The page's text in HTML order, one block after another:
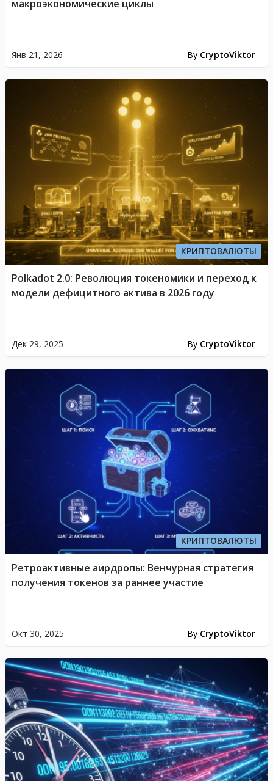
Янв 21, 2026 By CryptoViktor
макроэкономические циклы
КРИПТОВАЛЮТЫ
Дек 29, 2025 By CryptoViktor
Polkadot 2.0: Революция токеномики и переход к
модели дефицитного актива в 2026 году
КРИПТОВАЛЮТЫ
Окт 30, 2025 By CryptoViktor
Ретроактивные аирдропы: Венчурная стратегия
получения токенов за раннее участие